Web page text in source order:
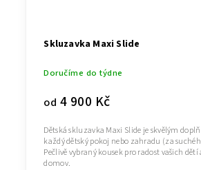
Skluzavka Maxi Slide
Doručíme do týdne
od 4 900 Kč
Dětská skluzavka Maxi Slide je skvělým
každý dětský pokoj nebo zahradu (za
Pečlivě vybraný kousek pro radost vašich dětí
domov.